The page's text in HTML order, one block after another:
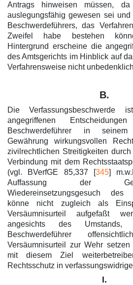
Antrags hinweisen müssen,
auslegungsfähig gewesen sei
Beschwerdeführers, das
Zweifel habe bestehen
Hintergrund erscheine die
des Amtsgerichts im Hinblick auf
Verfahrensweise nicht
B.
Die Verfassungsbeschwerde
angegriffenen
Beschwerdeführer in
Gewährung wirkungsvollen
zivilrechtlichen Streitigkeiten
Verbindung mit dem
(vgl. BVerfGE 85,337 [345]
Auffassung der
Wiedereinsetzungsgesuch des
könne nicht zugleich als
Versäumnisurteil aufgefaßt
angesichts des
Beschwerdeführer
Versäumnisurteil zur Wehr
mit diesem Ziel
Rechtsschutz in
I.